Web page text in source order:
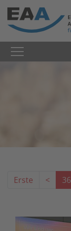
Erste < 36